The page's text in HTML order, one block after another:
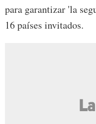
para garantizar 'la
16 países invitados.